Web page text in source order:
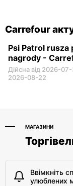
Carrefour
Psi Patrol rusza
nagrody -
Дійсна від 2026-
2026-08-22
МАГАЗИНИ
Ввімкніть
улюблених